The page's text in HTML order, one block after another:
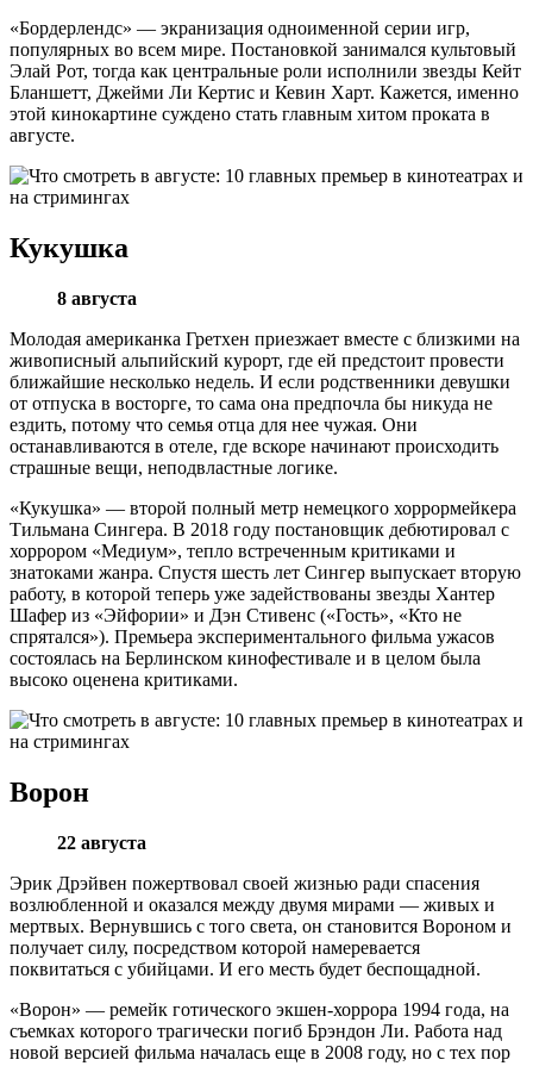
«Бордерлендс» — экранизация одноименной серии игр,
популярных во всем мире. Постановкой занимался культовый
Элай Рот, тогда как центральные роли исполнили звезды Кейт
Бланшетт, Джейми Ли Кертис и Кевин Харт. Кажется, именно
этой кинокартине суждено стать главным хитом проката в
августе.
Кукушка
8 августа
Молодая американка Гретхен приезжает вместе с близкими на
живописный альпийский курорт, где ей предстоит провести
ближайшие несколько недель. И если родственники девушки
от отпуска в восторге, то сама она предпочла бы никуда не
ездить, потому что семья отца для нее чужая. Они
останавливаются в отеле, где вскоре начинают происходить
страшные вещи, неподвластные логике.
«Кукушка» — второй полный метр немецкого хоррормейкера
Тильмана Сингера. В 2018 году постановщик дебютировал с
хоррором «Медиум», тепло встреченным критиками и
знатоками жанра. Спустя шесть лет Сингер выпускает вторую
работу, в которой теперь уже задействованы звезды Хантер
Шафер из «Эйфории» и Дэн Стивенс («Гость», «Кто не
спрятался»). Премьера экспериментального фильма ужасов
состоялась на Берлинском кинофестивале и в целом была
высоко оценена критиками.
Ворон
22 августа
Эрик Дрэйвен пожертвовал своей жизнью ради спасения
возлюбленной и оказался между двумя мирами — живых и
мертвых. Вернувшись с того света, он становится Вороном и
получает силу, посредством которой намеревается
поквитаться с убийцами. И его месть будет беспощадной.
«Ворон» — ремейк готического экшен-хоррора 1994 года, на
съемках которого трагически погиб Брэндон Ли. Работа над
новой версией фильма началась еще в 2008 году, но с тех пор